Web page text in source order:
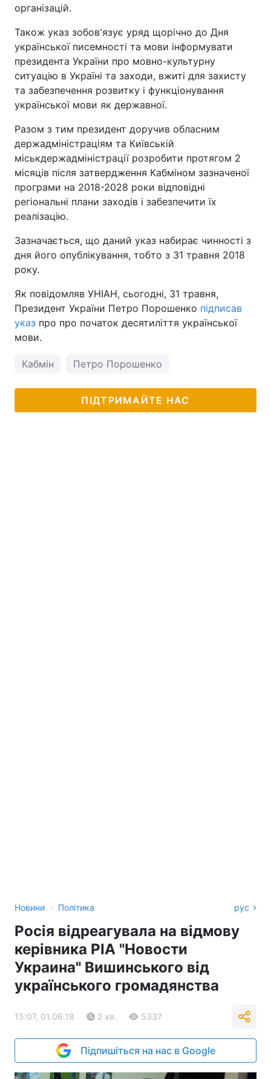
організацій.
Також указ зобов'язує уряд щорічно до Дня
української писемності та мови інформувати
президента України про мовно-культурну
ситуацію в Україні та заходи, вжиті для захисту
та забезпечення розвитку і функціонування
української мови як державної.
Разом з тим президент доручив обласним
держадміністраціям та Київській
міськдержадміністрації розробити протягом 2
місяців після затвердження Кабміном зазначеної
програми на 2018-2028 роки відповідні
регіональні плани заходів і забезпечити їх
реалізацію.
Зазначається, що даний указ набирає чинності з
дня його опублікування, тобто з 31 травня 2018
року.
Як повідомляв УНІАН, сьогодні, 31 травня,
Президент України Петро Порошенко підписав
указ про про початок десятиліття української
мови.
Кабмін Петро Порошенко
ПІДТРИМАЙТЕ НАС
Новини › Політика рус
Росія відреагувала на відмову
керівника РІА "Новости
Украина" Вишинського від
українського громадянства
15:07, 01.06.18 2 хв. 5337
Підпишіться на нас в Google